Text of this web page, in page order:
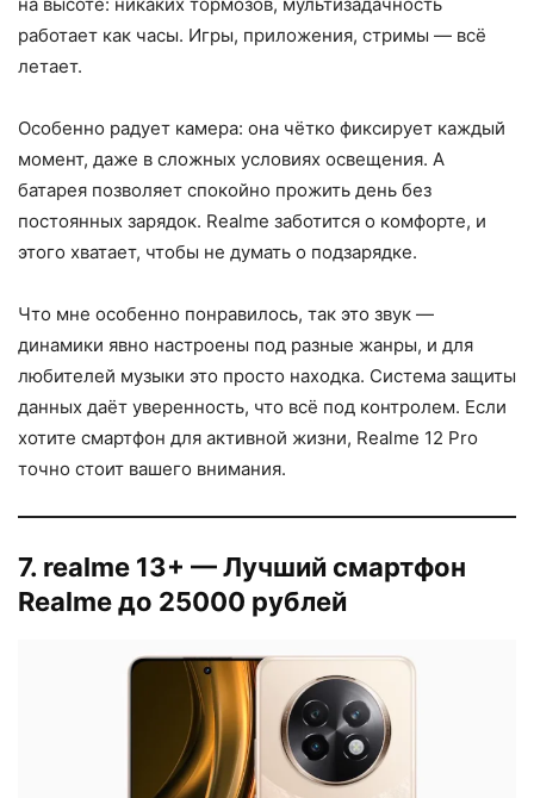
работает как часы. Игры, приложения, стримы — всё
летает.
Особенно радует камера: она чётко фиксирует каждый
момент, даже в сложных условиях освещения. А
батарея позволяет спокойно прожить день без
постоянных зарядок. Realme заботится о комфорте, и
этого хватает, чтобы не думать о подзарядке.
Что мне особенно понравилось, так это звук —
динамики явно настроены под разные жанры, и для
любителей музыки это просто находка. Система защиты
данных даёт уверенность, что всё под контролем. Если
хотите смартфон для активной жизни, Realme 12 Pro
точно стоит вашего внимания.
7. realme 13+ — Лучший смартфон
Realme до 25000 рублей